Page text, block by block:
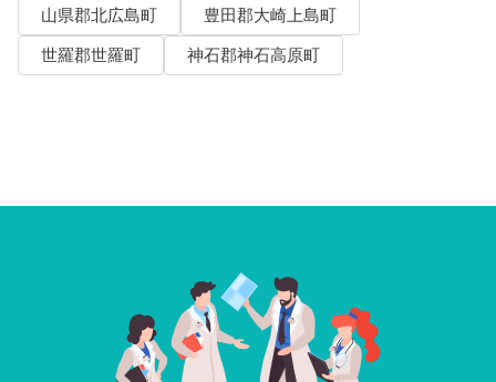
山県郡北広島町
豊田郡大崎上島町
世羅郡世羅町
神石郡神石高原町